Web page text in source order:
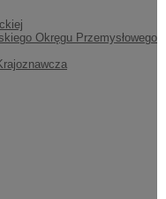
Okręgu Przemysłowego